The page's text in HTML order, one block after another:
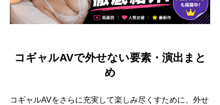
コギャルAVで外せない要素・演出まと
め
コギャルAVをさらに充実して楽しみ尽くすために、外せ